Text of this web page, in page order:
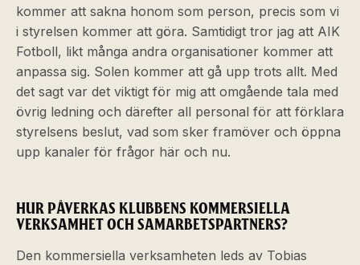
kommer att sakna honom som person, precis som vi
i styrelsen kommer att göra. Samtidigt tror jag att AIK
Fotboll, likt många andra organisationer kommer att
anpassa sig. Solen kommer att gå upp trots allt. Med
det sagt var det viktigt för mig att omgående tala med
övrig ledning och därefter all personal för att förklara
styrelsens beslut, vad som sker framöver och öppna
upp kanaler för frågor här och nu.
HUR PÅVERKAS KLUBBENS KOMMERSIELLA
VERKSAMHET OCH SAMARBETSPARTNERS?
Den kommersiella verksamheten leds av Tobias